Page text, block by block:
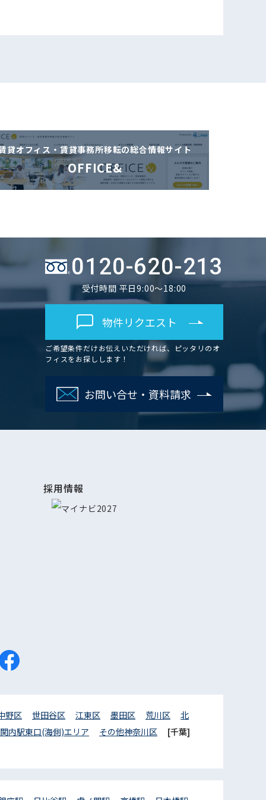
貸オフィス・賃貸事務所移転の総合情報サイト
OFFICE&
0120-620-213
受付時間 平日9:00～18:00
物件リクエスト
ご希望条件だけお伝えいただければ、ピッタリのオ
フィスをお探しします！
お問い合せ・資料請求
採用情報
野区 世田谷区 江東区 墨田区 荒川区
北
関内駅東口(海側)エリア その他神奈川区
[千葉]